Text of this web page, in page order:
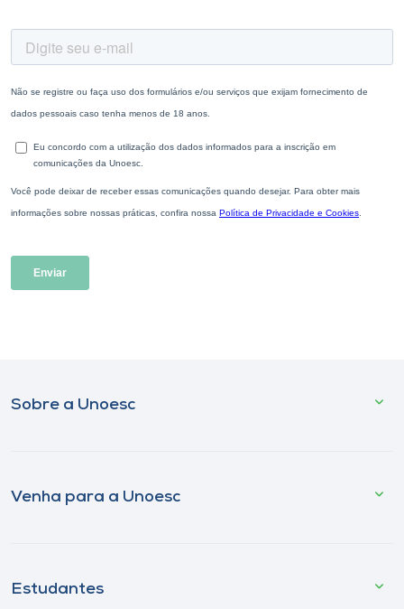
Sobre a Unoesc
Venha para a Unoesc
Estudantes